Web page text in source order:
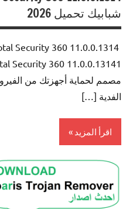
شبابيك تحميل 2026
مصمم لحماية أجهزتك من
الفدية […]
اقرأ المزيد
Antivirus